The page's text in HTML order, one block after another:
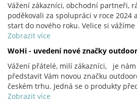
Vážení zákazníci, obchodní partneři,
poděkovali za spolupráci v roce 2024
start do nového roku. Velice si
Zobrazit více
WoHi - uvedení nové značky
Vážení přátelé, milí zákazníci, je
představit Vám novou značku
českém trhu. Jedná se o produkty
Zobrazit více